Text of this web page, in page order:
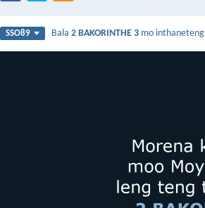
SSO89 Bala2 BAKORINTHE 3 mo inthaneteng